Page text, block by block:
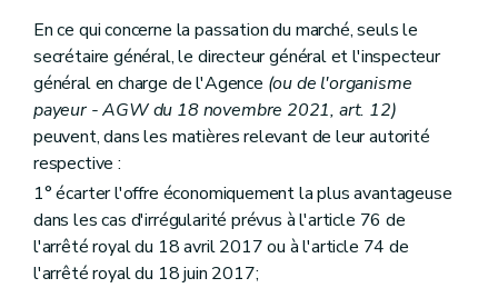
En ce qui concerne la passation du marché, seuls le
secrétaire général, le directeur général et l'inspecteur
général en charge de l'Agence (ou de l'organisme
payeur - AGW du 18 novembre 2021, art. 12)
peuvent, dans les matières relevant de leur autorité
respective :
1° écarter l'offre économiquement la plus avantageuse
dans les cas d'irrégularité prévus à l'article 76 de
l'arrêté royal du 18 avril 2017 ou à l'article 74 de
l'arrêté royal du 18 juin 2017;